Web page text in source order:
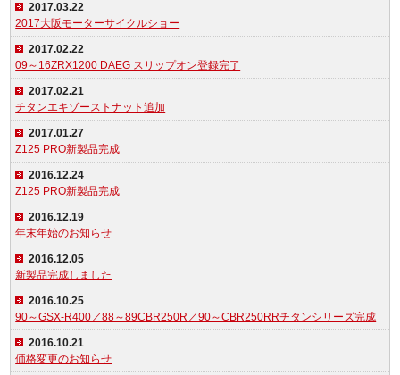
2017.03.22
2017大阪モーターサイクルショー
2017.02.22
09～16ZRX1200 DAEG スリップオン登録完了
2017.02.21
チタンエキゾーストナット追加
2017.01.27
Z125 PRO新製品完成
2016.12.24
Z125 PRO新製品完成
2016.12.19
年末年始のお知らせ
2016.12.05
新製品完成しました
2016.10.25
90～GSX-R400／88～89CBR250R／90～CBR250RRチタンシリーズ完成
2016.10.21
価格変更のお知らせ